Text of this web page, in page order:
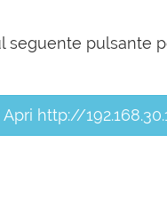
seguente pulsante
Apri http://